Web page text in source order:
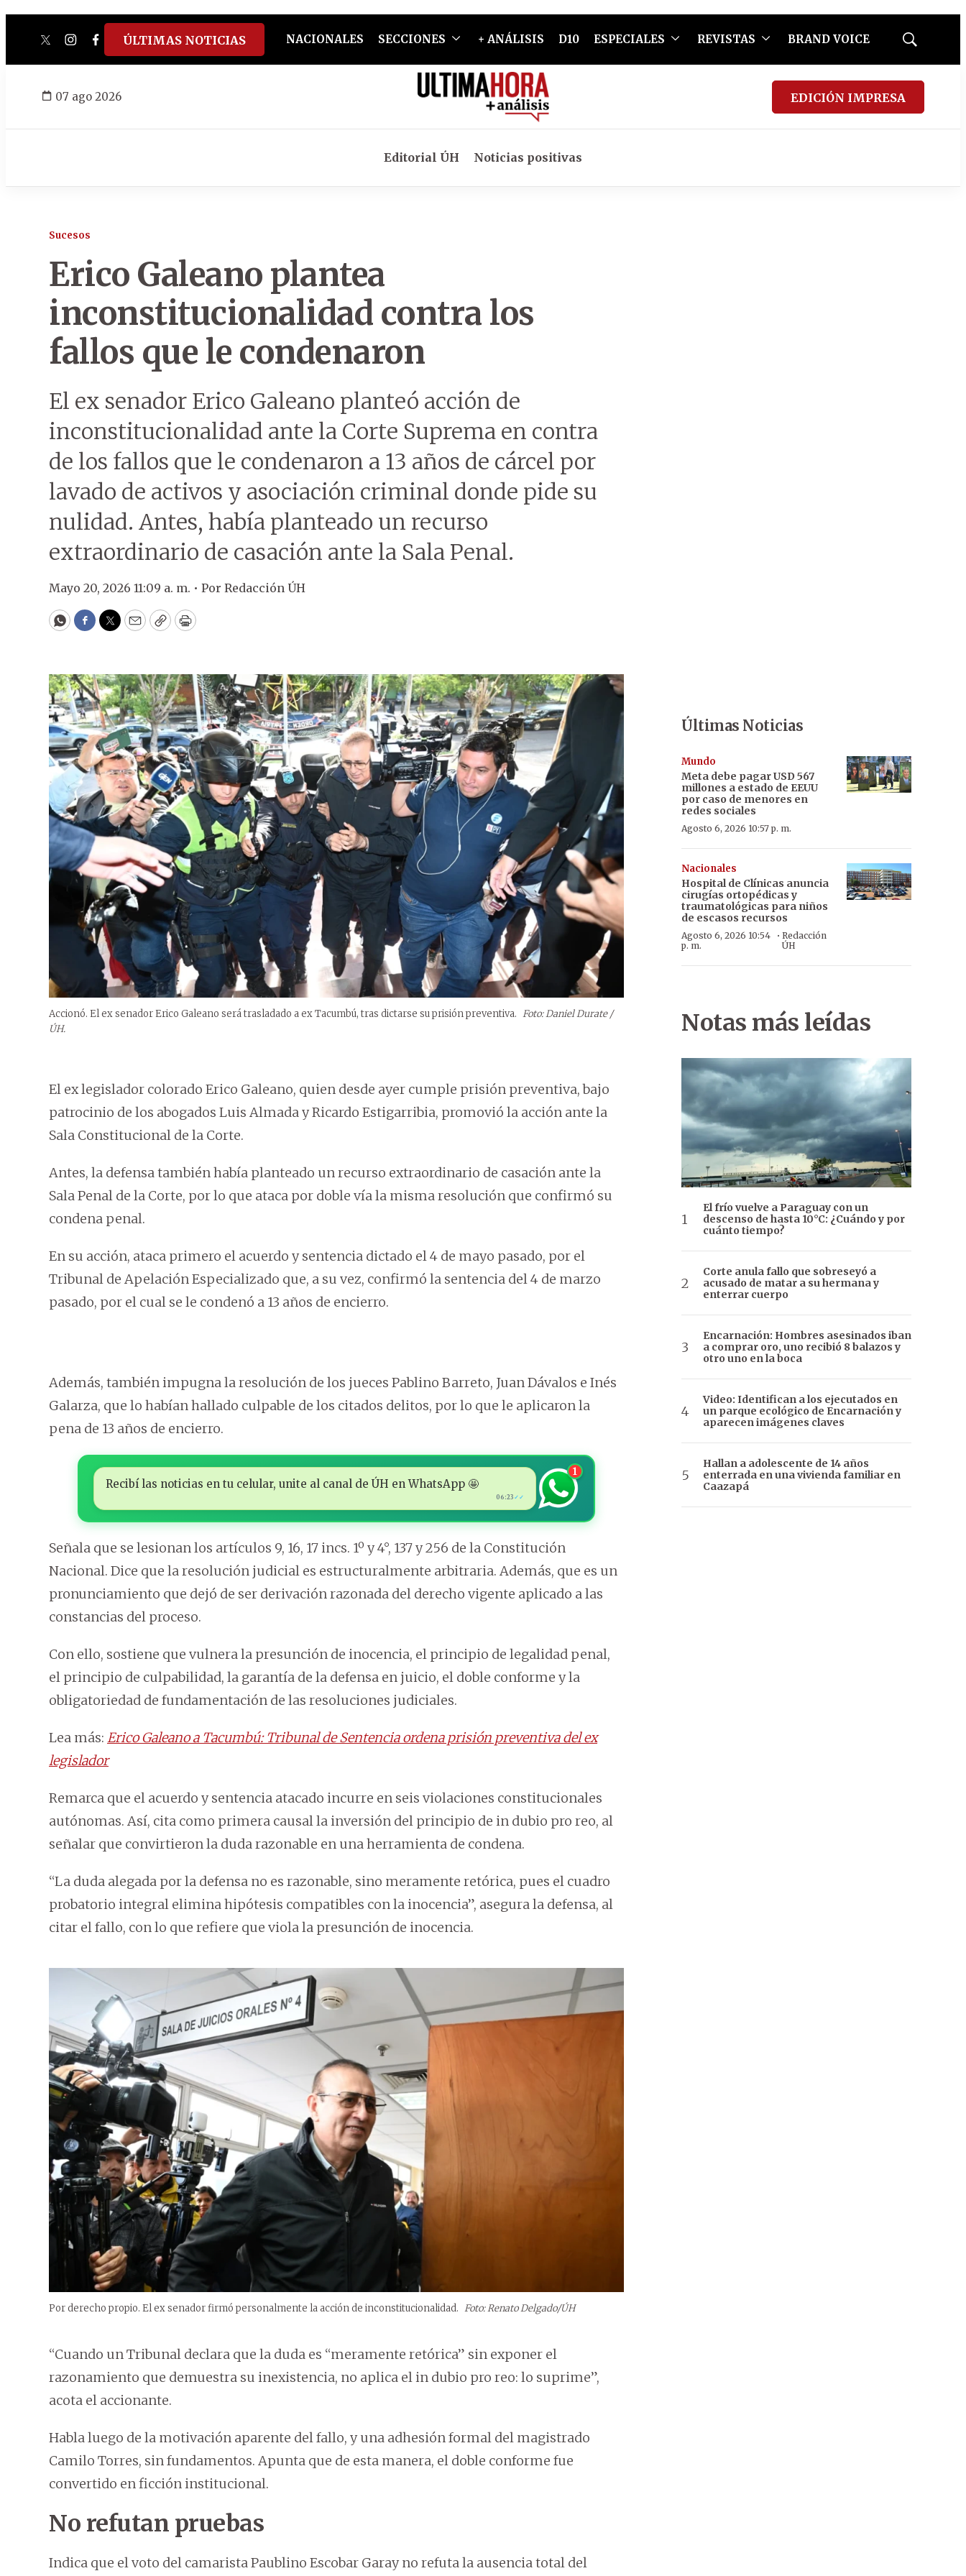
twitterinstagram
facebook
tiktokyoutube
spotify
ÚLTIMAS NOTICIAS NACIONALES SECCIONES + ANÁLISIS D10 ESPECIALES REVISTAS BRAND VOICE
Mostrar
07 ago 2026 EDICIÓN IMPRESA
Editorial ÚH Noticias positivas
Sucesos
Erico Galeano plantea
inconstitucionalidad contra los
fallos que le condenaron
El ex senador Erico Galeano planteó acción de
inconstitucionalidad ante la Corte Suprema en contra
de los fallos que le condenaron a 13 años de cárcel por
lavado de activos y asociación criminal donde pide su
nulidad. Antes, había planteado un recurso
extraordinario de casación ante la Sala Penal.
Mayo 20, 2026 11:09 a. m. • Por Redacción ÚH
WhatsApp
Facebook
Twitter
EmailCopyPrint
Accionó. El ex senador Erico Galeano será trasladado a ex Tacumbú, tras dictarse su prisión preventiva. Foto: Daniel Durate /
ÚH.
El ex legislador colorado Erico Galeano, quien desde ayer cumple prisión preventiva, bajo
patrocinio de los abogados Luis Almada y Ricardo Estigarribia, promovió la acción ante la
Sala Constitucional de la Corte.
Antes, la defensa también había planteado un recurso extraordinario de casación ante la
Sala Penal de la Corte, por lo que ataca por doble vía la misma resolución que confirmó su
condena penal.
En su acción, ataca primero el acuerdo y sentencia dictado el 4 de mayo pasado, por el
Tribunal de Apelación Especializado que, a su vez, confirmó la sentencia del 4 de marzo
pasado, por el cual se le condenó a 13 años de encierro.
Además, también impugna la resolución de los jueces Pablino Barreto, Juan Dávalos e Inés
Galarza, que lo habían hallado culpable de los citados delitos, por lo que le aplicaron la
pena de 13 años de encierro.
Recibí las noticias en tu celular, unite al canal de ÚH en WhatsApp 🤩
06:23 ✓✓
1
Señala que se lesionan los artículos 9, 16, 17 incs. 1º y 4°, 137 y 256 de la Constitución
Nacional. Dice que la resolución judicial es estructuralmente arbitraria. Además, que es un
pronunciamiento que dejó de ser derivación razonada del derecho vigente aplicado a las
constancias del proceso.
Con ello, sostiene que vulnera la presunción de inocencia, el principio de legalidad penal,
el principio de culpabilidad, la garantía de la defensa en juicio, el doble conforme y la
obligatoriedad de fundamentación de las resoluciones judiciales.
Lea más: Erico Galeano a Tacumbú: Tribunal de Sentencia ordena prisión preventiva del ex
legislador
Remarca que el acuerdo y sentencia atacado incurre en seis violaciones constitucionales
autónomas. Así, cita como primera causal la inversión del principio de in dubio pro reo, al
señalar que convirtieron la duda razonable en una herramienta de condena.
“La duda alegada por la defensa no es razonable, sino meramente retórica, pues el cuadro
probatorio integral elimina hipótesis compatibles con la inocencia”, asegura la defensa, al
citar el fallo, con lo que refiere que viola la presunción de inocencia.
Por derecho propio. El ex senador firmó personalmente la acción de inconstitucionalidad. Foto: Renato Delgado/ÚH
“Cuando un Tribunal declara que la duda es “meramente retórica” sin exponer el
razonamiento que demuestra su inexistencia, no aplica el in dubio pro reo: lo suprime”,
acota el accionante.
Habla luego de la motivación aparente del fallo, y una adhesión formal del magistrado
Camilo Torres, sin fundamentos. Apunta que de esta manera, el doble conforme fue
convertido en ficción institucional.
No refutan pruebas
Indica que el voto del camarista Paublino Escobar Garay no refuta la ausencia total del
Últimas Noticias
Mundo
Meta debe pagar USD 567
millones a estado de EEUU
por caso de menores en
redes sociales
Agosto 6, 2026 10:57 p. m.
Nacionales
Hospital de Clínicas anuncia
cirugías ortopédicas y
traumatológicas para niños
de escasos recursos
Agosto 6, 2026 10:54
p. m.
· Redacción
ÚH
Notas más leídas
El frío vuelve a Paraguay con un
descenso de hasta 10°C: ¿Cuándo y por
cuánto tiempo?
Corte anula fallo que sobreseyó a
acusado de matar a su hermana y
enterrar cuerpo
Encarnación: Hombres asesinados iban
a comprar oro, uno recibió 8 balazos y
otro uno en la boca
Video: Identifican a los ejecutados en
un parque ecológico de Encarnación y
aparecen imágenes claves
Hallan a adolescente de 14 años
enterrada en una vivienda familiar en
Caazapá